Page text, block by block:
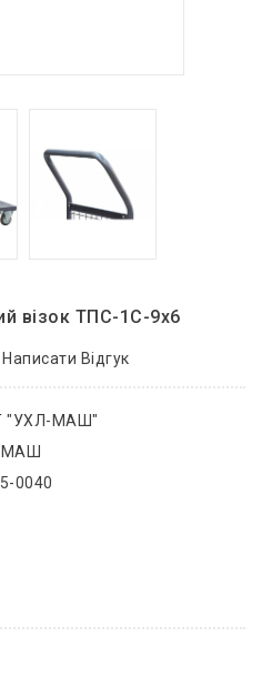
візок ТПС-1С-9х6
Написати Відгук
"УХЛ-МАШ"
МАШ
0040